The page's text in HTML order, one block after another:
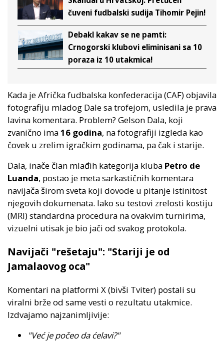
čuveni fudbalski sudija Tihomir Pejin!
Debakl kakav se ne pamti:
Crnogorski klubovi eliminisani sa 10
poraza iz 10 utakmica!
Kada je Afrička fudbalska konfederacija (CAF) objavila
fotografiju mladog Dale sa trofejom, usledila je prava
lavina komentara. Problem? Gelson Dala, koji
zvanično ima16 godina, na fotografiji izgleda kao
čovek u zrelim igračkim godinama, pa čak i starije.
Dala, inače član mlađih kategorija kluba Petro de
Luanda, postao je meta sarkastičnih komentara
navijača širom sveta koji dovode u pitanje istinitost
njegovih dokumenata. Iako su testovi zrelosti kostiju
(MRI) standardna procedura na ovakvim turnirima,
vizuelni utisak je bio jači od svakog protokola.
Navijači "rešetaju": "Stariji je od
Jamalaovog oca"
Komentari na platformi X (bivši Tviter) postali su
viralni brže od same vesti o rezultatu utakmice.
Izdvajamo najzanimljivije:
"Već je počeo da ćelavi?"